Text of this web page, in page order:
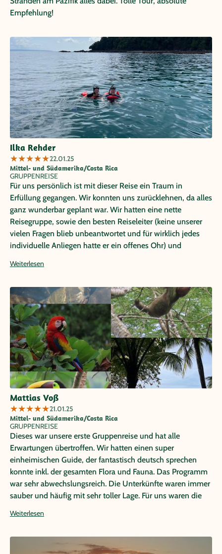
Empfehlung!
Ilka Rehder
★★★★★22.01.25
Mittel- und Südamerika/Costa Rica
GRUPPENREISE
Für uns persönlich ist mit dieser Reise ein Traum in
Erfüllung gegangen. Wir konnten uns zurücklehnen, da alles
ganz wunderbar geplant war. Wir hatten eine nette
Reisegruppe, sowie den besten Reiseleiter (keine unserer
vielen Fragen blieb unbeantwortet und für wirklich jedes
individuelle Anliegen hatte er ein offenes Ohr) und
gemeistert und immer gute Laune verbreitet). Die vielen
Weiterlesen
Mattias Voß
★★★★★21.01.25
Mittel- und Südamerika/Costa Rica
GRUPPENREISE
Dieses war unsere erste Gruppenreise und hat alle
Erwartungen übertroffen. Wir hatten einen super
einheimischen Guide, der fantastisch deutsch sprechen
konnte inkl. der gesamten Flora und Fauna. Das Programm
war sehr abwechslungsreich. Die Unterkünfte waren immer
sauber und häufig mit sehr toller Lage. Für uns waren die
Unterkunft. Wir hätten uns nie erträumt so viele Tiere zu
Weiterlesen